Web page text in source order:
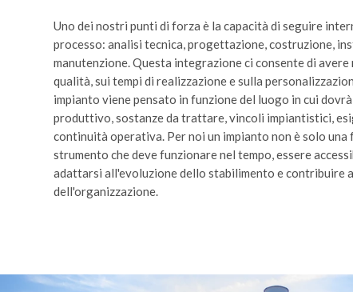
Uno dei nostri punti di forza è la capacità di seguire
processo: analisi tecnica, progettazione, costruzione,
manutenzione. Questa integrazione ci consente di
qualità, sui tempi di realizzazione e sulla
impianto viene pensato in funzione del luogo in cui
produttivo, sostanze da trattare, vincoli impiantistici,
continuità operativa. Per noi un impianto non è solo una
strumento che deve funzionare nel tempo, essere
adattarsi all'evoluzione dello stabilimento e contribuire
dell'organizzazione.